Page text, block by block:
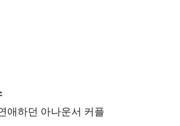
애하던 아나운서 커플